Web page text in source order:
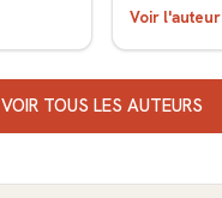
Voir l'auteur
VOIR TOUS LES AUTEURS